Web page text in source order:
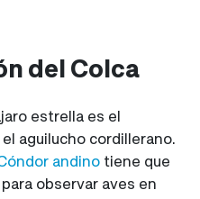
del Colca
estrella es el
aguilucho cordillerano.
andino tiene que
observar aves en